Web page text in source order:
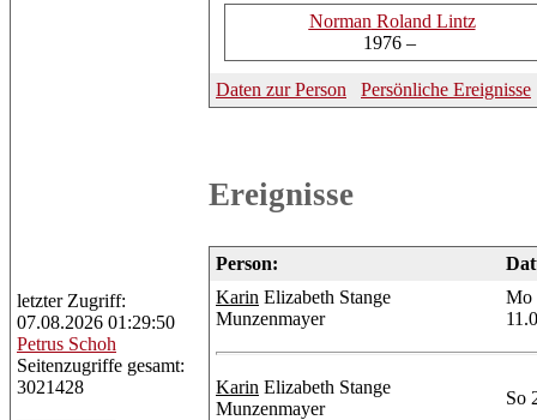
Norman Roland Lintz
1976 –
Daten zur Person Persönliche Ereignisse
Ereignisse
Person:
Karin Elizabeth Stange
Munzenmayer
Mo
Karin Elizabeth Stange
Munzenmayer
So
letzter Zugriff:
07.08.2026 01:29:50
Petrus Schoh
Seitenzugriffe gesamt:
3021428